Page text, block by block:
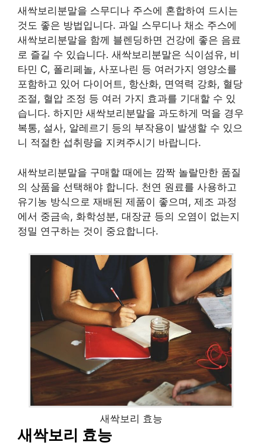
새싹보리분말을 스무디나 주스에 혼합하여 드시는
것도 좋은 방법입니다. 과일 스무디나 채소 주스에
새싹보리분말을 함께 블렌딩하면 건강에 좋은 음료
로 즐길 수 있습니다. 새싹보리분말은 식이섬유, 비
타민 C, 폴리페놀, 사포나린 등 여러가지 영양소를
포함하고 있어 다이어트, 항산화, 면역력 강화, 혈당
조절, 혈압 조정 등 여러 가지 효과를 기대할 수 있
습니다. 하지만 새싹보리분말을 과도하게 먹을 경우
복통, 설사, 알레르기 등의 부작용이 발생할 수 있으
니 적절한 섭취량을 지켜주시기 바랍니다.
새싹보리분말을 구매할 때에는 깜짝 놀랄만한 품질
의 상품을 선택해야 합니다. 천연 원료를 사용하고
유기농 방식으로 재배된 제품이 좋으며, 제조 과정
에서 중금속, 화학성분, 대장균 등의 오염이 없는지
정밀 연구하는 것이 중요합니다.
새싹보리 효능
새싹보리 효능